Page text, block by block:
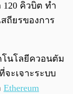
120 คิวบิต ทำ
ถียรของการ
นโลยีควอนตัม
ะเจาะระบบ
Ethereum